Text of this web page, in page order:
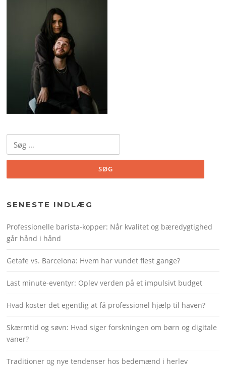
efter:
SENESTE INDLÆG
Professionelle barista-kopper: Når kvalitet og bæredygtighed
går hånd i hånd
Getafe vs. Barcelona: Hvem har vundet flest gange?
Last minute-eventyr: Oplev verden på et impulsivt budget
Hvad koster det egentlig at få professionel hjælp til haven?
Skærmtid og søvn: Hvad siger forskningen om børn og digitale
vaner?
Traditioner og nye tendenser hos bedemænd i herlev